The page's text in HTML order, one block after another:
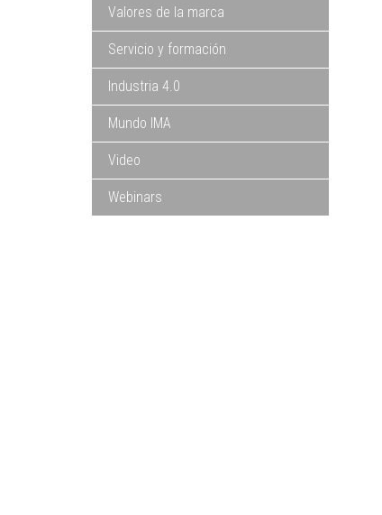
Valores de la marca
Servicio y formación
Industria 4.0
Mundo IMA
Video
Webinars